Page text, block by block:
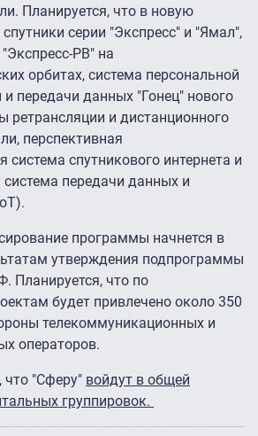
Планируется, что в новую
серии "Экспресс" и "Ямал",
РВ" на
орбитах, система персональной
и передачи данных "Гонец" нового
ретрансляции и дистанционного
перспективная
система спутникового интернета и
передачи данных и
программы начнется в
утверждения подпрограммы
Планируется, что по
будет привлечено около 350
телекоммуникационных и
операторов.
что "Сферу" войдут в общей
группировок.